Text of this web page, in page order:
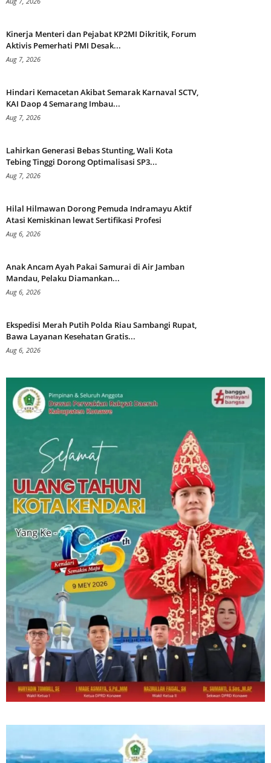
Kinerja Menteri dan Pejabat KP2MI Dikritik, Forum
Aktivis Pemerhati PMI Desak...
Aug 7, 2026
Hindari Kemacetan Akibat Semarak Karnaval SCTV,
KAI Daop 4 Semarang Imbau...
Aug 7, 2026
Lahirkan Generasi Bebas Stunting, Wali Kota
Tebing Tinggi Dorong Optimalisasi SP3...
Aug 7, 2026
Hilal Hilmawan Dorong Pemuda Indramayu Aktif
Atasi Kemiskinan lewat Sertifikasi Profesi
Aug 6, 2026
Anak Ancam Ayah Pakai Samurai di Air Jamban
Mandau, Pelaku Diamankan...
Aug 6, 2026
Ekspedisi Merah Putih Polda Riau Sambangi Rupat,
Bawa Layanan Kesehatan Gratis...
Aug 6, 2026